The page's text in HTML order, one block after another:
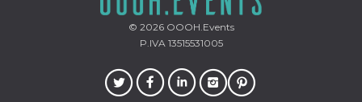
© 2026OOOH.Events
P.IVA 13515531005